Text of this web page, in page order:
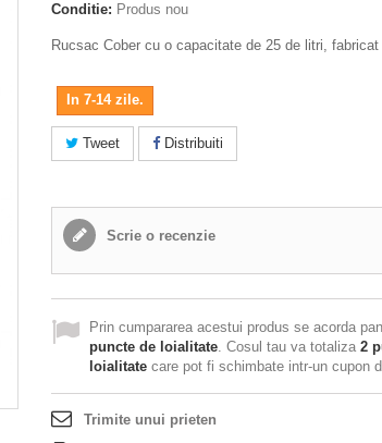
Conditie: Produs nou
Rucsac Cober cu o capacitate de 25 de litri, fabricat
In 7-14 zile.
Tweet Distribuiti
Scrie o recenzie
Prin cumpararea acestui produs se acorda
puncte de loialitate. Cosul tau va totaliza 2
loialitate care pot fi schimbate intr-un cupon
Trimite unui prieten